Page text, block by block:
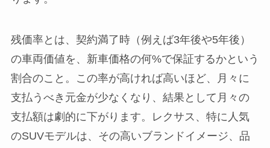
残価率とは、契約満了時（例えば3年後や5年後）
の車両価値を、新車価格の何%で保証するかという
割合のこと。この率が高ければ高いほど、月々に
支払うべき元金が少なくなり、結果として月々の
支払額は劇的に下がります。レクサス、特に人気
のSUVモデルは、その高いブランドイメージ、品